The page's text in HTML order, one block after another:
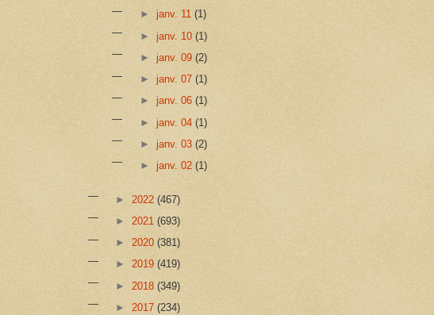
► janv. 11 (1)
► janv. 10 (1)
► janv. 09 (2)
► janv. 07 (1)
► janv. 06 (1)
► janv. 04 (1)
► janv. 03 (2)
► janv. 02 (1)
► 2022 (467)
► 2021 (693)
► 2020 (381)
► 2019 (419)
► 2018 (349)
► 2017 (234)